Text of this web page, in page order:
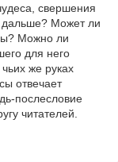
свершения
дальше? Может ли
Можно ли
для него
же руках
отвечает
послесловие
читателей.